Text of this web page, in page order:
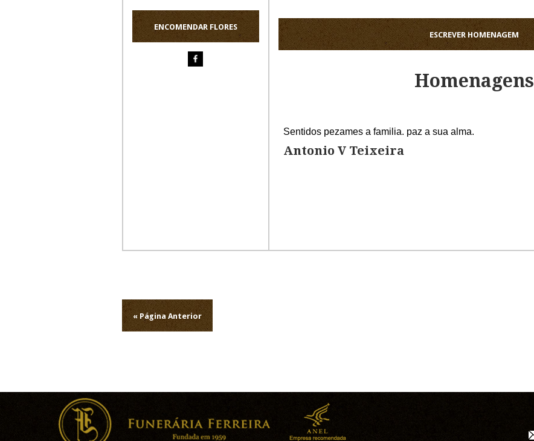
ENCOMENDAR FLORES
ESCREVER HOMENAGEM
Homenagens
Sentidos pezames a familia. paz a sua alma.
Antonio V Teixeira
de
artigos
« Página Anterior